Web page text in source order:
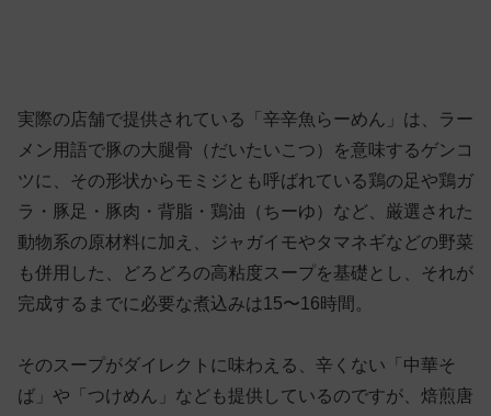
実際の店舗で提供されている「辛辛魚らーめん」は、ラー
メン用語で豚の大腿骨（だいたいこつ）を意味するゲンコ
ツに、その形状からモミジとも呼ばれている鶏の足や鶏ガ
ラ・豚足・豚肉・背脂・鶏油（ちーゆ）など、厳選された
動物系の原材料に加え、ジャガイモやタマネギなどの野菜
も併用した、どろどろの高粘度スープを基礎とし、それが
完成するまでに必要な煮込みは15〜16時間。
そのスープがダイレクトに味わえる、辛くない「中華そ
ば」や「つけめん」なども提供しているのですが、焙煎唐